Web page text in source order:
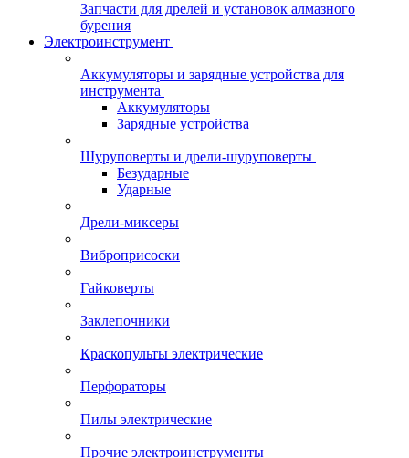
Запчасти для дрелей и установок алмазного
бурения
Электроинструмент
Аккумуляторы и зарядные устройства для
инструмента
Аккумуляторы
Зарядные устройства
Шуруповерты и дрели-шуруповерты
Безударные
Ударные
Дрели-миксеры
Виброприсоски
Гайковерты
Заклепочники
Краскопульты электрические
Перфораторы
Пилы электрические
Прочие электроинструменты